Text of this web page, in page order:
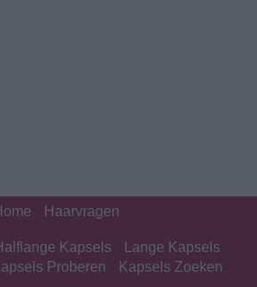
Haarvragen
Kapsels
Lange Kapsels
Proberen Kapsels Zoeken